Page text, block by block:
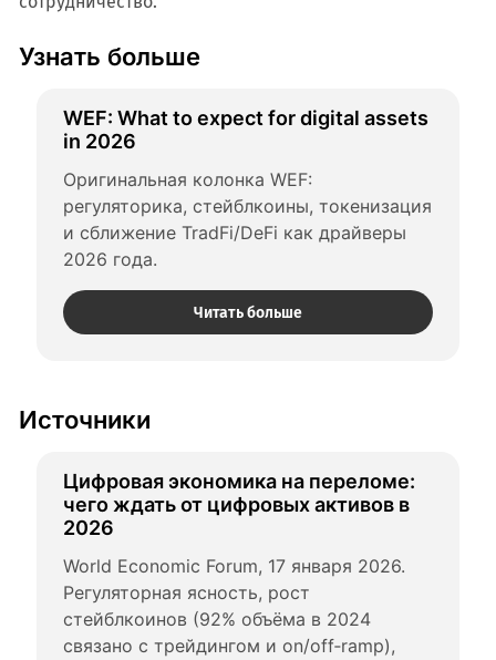
Узнать больше
WEF: What to expect for digital assets
in 2026
Оригинальная колонка WEF:
регуляторика, стейблкоины, токенизация
и сближение TradFi/DeFi как драйверы
2026 года.
Читать больше
Источники
Цифровая экономика на переломе:
чего ждать от цифровых активов в
2026
World Economic Forum, 17 января 2026.
Регуляторная ясность, рост
стейблкоинов (92% объёма в 2024
связано с трейдингом и on/off‑ramp),